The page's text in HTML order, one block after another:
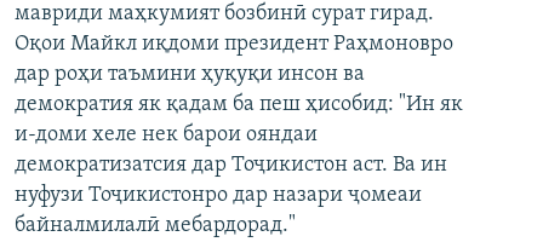
мавриди маҳкумият бозбинӣ сурат гирад.
Оқои Майкл иқдоми президент Раҳмоновро
дар роҳи таъмини ҳуқуқи инсон ва
демократия як қадам ба пеш ҳисобид: "Ин як
и-доми хеле нек барои ояндаи
демократизатсия дар Тоҷикистон аст. Ва ин
нуфузи Тоҷикистонро дар назари ҷомеаи
байналмилалӣ мебардорад."